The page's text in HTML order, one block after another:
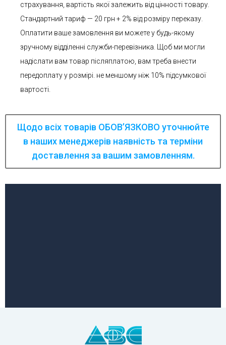
страхування, вартість якої залежить від цінності товару.
Стандартний тариф — 20 грн + 2% від розміру переказу.
Оплатити ваше замовлення ви можете у будь-якому
зручному відділенні служби-перевізника. Щоб ми могли
надіслати вам товар післяплатою, вам треба внести
передоплату у розмірі. не меншому ніж 10% підсумкової
вартості.
Щодо всіх товарів ОБОВ’ЯЗКОВО уточнюйте
в наших менеджерів наявність та терміни
доставлення за вашим замовленням.